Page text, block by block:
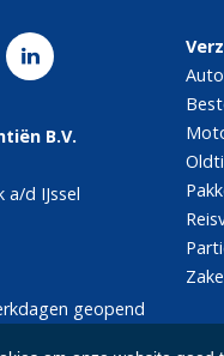
B.V.
a/d IJssel
geopend